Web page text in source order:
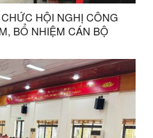
HỘI NGHỊ CÔNG
BỔ NHIỆM CÁN BỘ